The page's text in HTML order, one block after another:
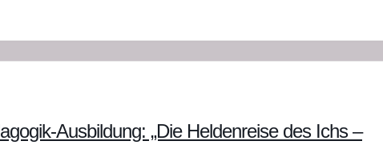
Ausbildung: „Die Heldenreise des Ichs –